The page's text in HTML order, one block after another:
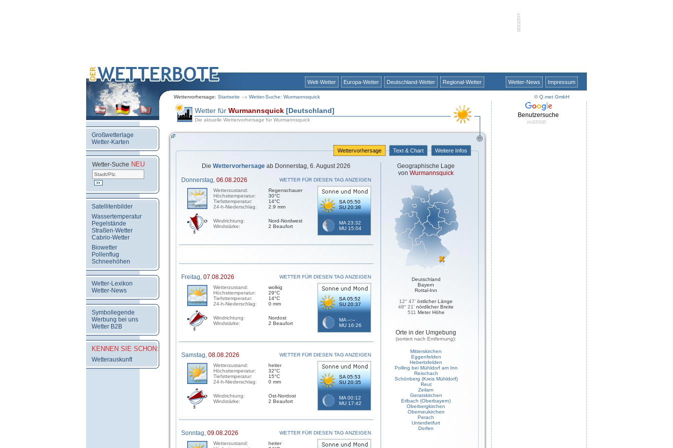
Welt-Wetter Europa-Wetter Deutschland-Wetter Regional-Wetter
Wettervorhersage: Startseite Wetter-Suche: Wurmannsquick
Wetter-News Impressum
©Q.met GmbH
Großwetterlage
Wetter-Karten
Wetter-Suche NEU
Satellitenbilder
Wassertemperatur
Pegelstände
Straßen-Wetter
Cabrio-Wetter
Biowetter
Pollenflug
Schneehöhen
Wetter-Lexikon
Wetter-News
Symbollegende
Werbung bei uns
Wetter B2B
KENNEN SIE SCHON:
Wetterauskunft
Wetter für Wurmannsquick [Deutschland]
Die aktuelle Wettervorhersage für Wurmannsquick
Wettervorhersage Text & Chart Weitere Infos
Die Wettervorhersage ab Donnerstag, 6. August 2026
Donnerstag, 06.08.2026
WETTER FÜR DIESEN TAG ANZEIGEN
Wetterzustand:
Höchsttemperatur:
Tiefsttemperatur:
24-h-Niederschlag:
Regenschauer
30°C
14°C
2.9 mm
SA 05:50
SU 20:38
MA 23:32
MU 15:04
Windrichtung:
Windstärke:
Nord-Nordwest
2 Beaufort
Freitag, 07.08.2026
WETTER FÜR DIESEN TAG ANZEIGEN
Wetterzustand:
Höchsttemperatur:
Tiefsttemperatur:
24-h-Niederschlag:
wolkig
29°C
14°C
0 mm
SA 05:52
SU 20:37
MA --:--
MU 16:26
Windrichtung:
Windstärke:
Nordost
2 Beaufort
Samstag, 08.08.2026
WETTER FÜR DIESEN TAG ANZEIGEN
Wetterzustand:
Höchsttemperatur:
Tiefsttemperatur:
24-h-Niederschlag:
heiter
32°C
15°C
0 mm
SA 05:53
SU 20:35
MA 00:12
MU 17:42
Windrichtung:
Windstärke:
Ost-Nordost
2 Beaufort
Sonntag, 09.08.2026
WETTER FÜR DIESEN TAG ANZEIGEN
Wetterzustand:
heiter
Geographische Lage
von Wurmannsquick
Deutschland
Bayern
Rottal-Inn
12° 47' östlicher Länge
48° 21' nördlicher Breite
511 Meter Höhe
Orte in der Umgebung
(sortiert nach Entfernung):
Mitterskirchen
Eggenfelden
Hebertsfelden
Polling bei Mühldorf am Inn
Reischach
Schönberg (Kreis Mühldorf)
Reut
Zeilarn
Geratskirchen
Erlbach (Oberbayern)
Oberbergkirchen
Oberneukirchen
Perach
Unterdietfurt
Dorfen
Benutzersuche